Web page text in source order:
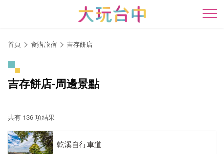
開
首頁 食購旅宿 吉存餅店
吉存餅店-周邊景點
共有 136 項結果
乾溪自行車道